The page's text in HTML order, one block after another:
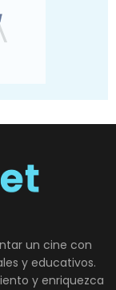
un cine con
y educativos.
y enriquezca